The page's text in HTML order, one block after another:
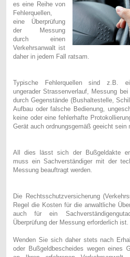
es eine Reihe von
Fehlerquellen,
eine Überprüfung
der Messung
durch einen
Verkehrsanwalt ist
daher in jedem Fall ratsam.
Typische Fehlerquellen sind z.B.
ungerader Strassenverlauf, Messung
durch Gegenstände (Bushaltestelle,
Aufbau oder falsche Bedienung,
keine oder eine fehlerhafte
Gerät auch ordnungsgemäß geeicht sein
All dies lässt sich der Bußgeldakte
muss ein Sachverständiger mit der
Messung beauftragt werden.
Die Rechtsschutzversicherung
Regel die Kosten für die anwaltliche
auch für ein
Überprüfung der Messung erforderlich ist.
Wenden Sie sich daher stets nach
oder Bußgeldbescheides wegen eines